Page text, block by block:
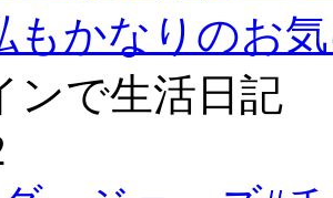
もかなりのお
ンで生活日記